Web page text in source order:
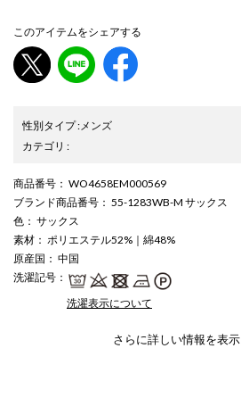
このアイテムをシェアする
性別タイプ:メンズ
カテゴリ :
商品番号 ： WO4658EM000569
ブランド商品番号 ： 55-1283WB-M サックス
色 ： サックス
素材 ： ポリエステル52%｜綿48%
原産国 ： 中国
洗濯記号 ：
洗濯表示について
さらに詳しい情報を表示